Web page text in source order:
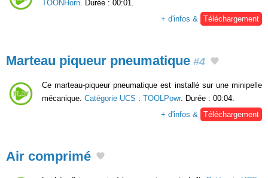
TOONHorn . Durée : 00:01.
+ d'infos &
Téléchargement
Marteau piqueur pneumatique #4
Ce marteau-piqueur pneumatique est installé sur une minipelle
mécanique. Catégorie UCS : TOOLPowr. Durée : 00:04.
+ d'infos &
Téléchargement
Air comprimé